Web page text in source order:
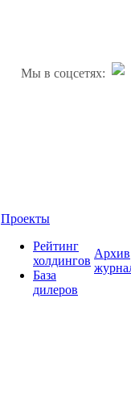
Мы в соцсетях:
Проекты
Рейтинг
холдингов
База
дилеров
Архив